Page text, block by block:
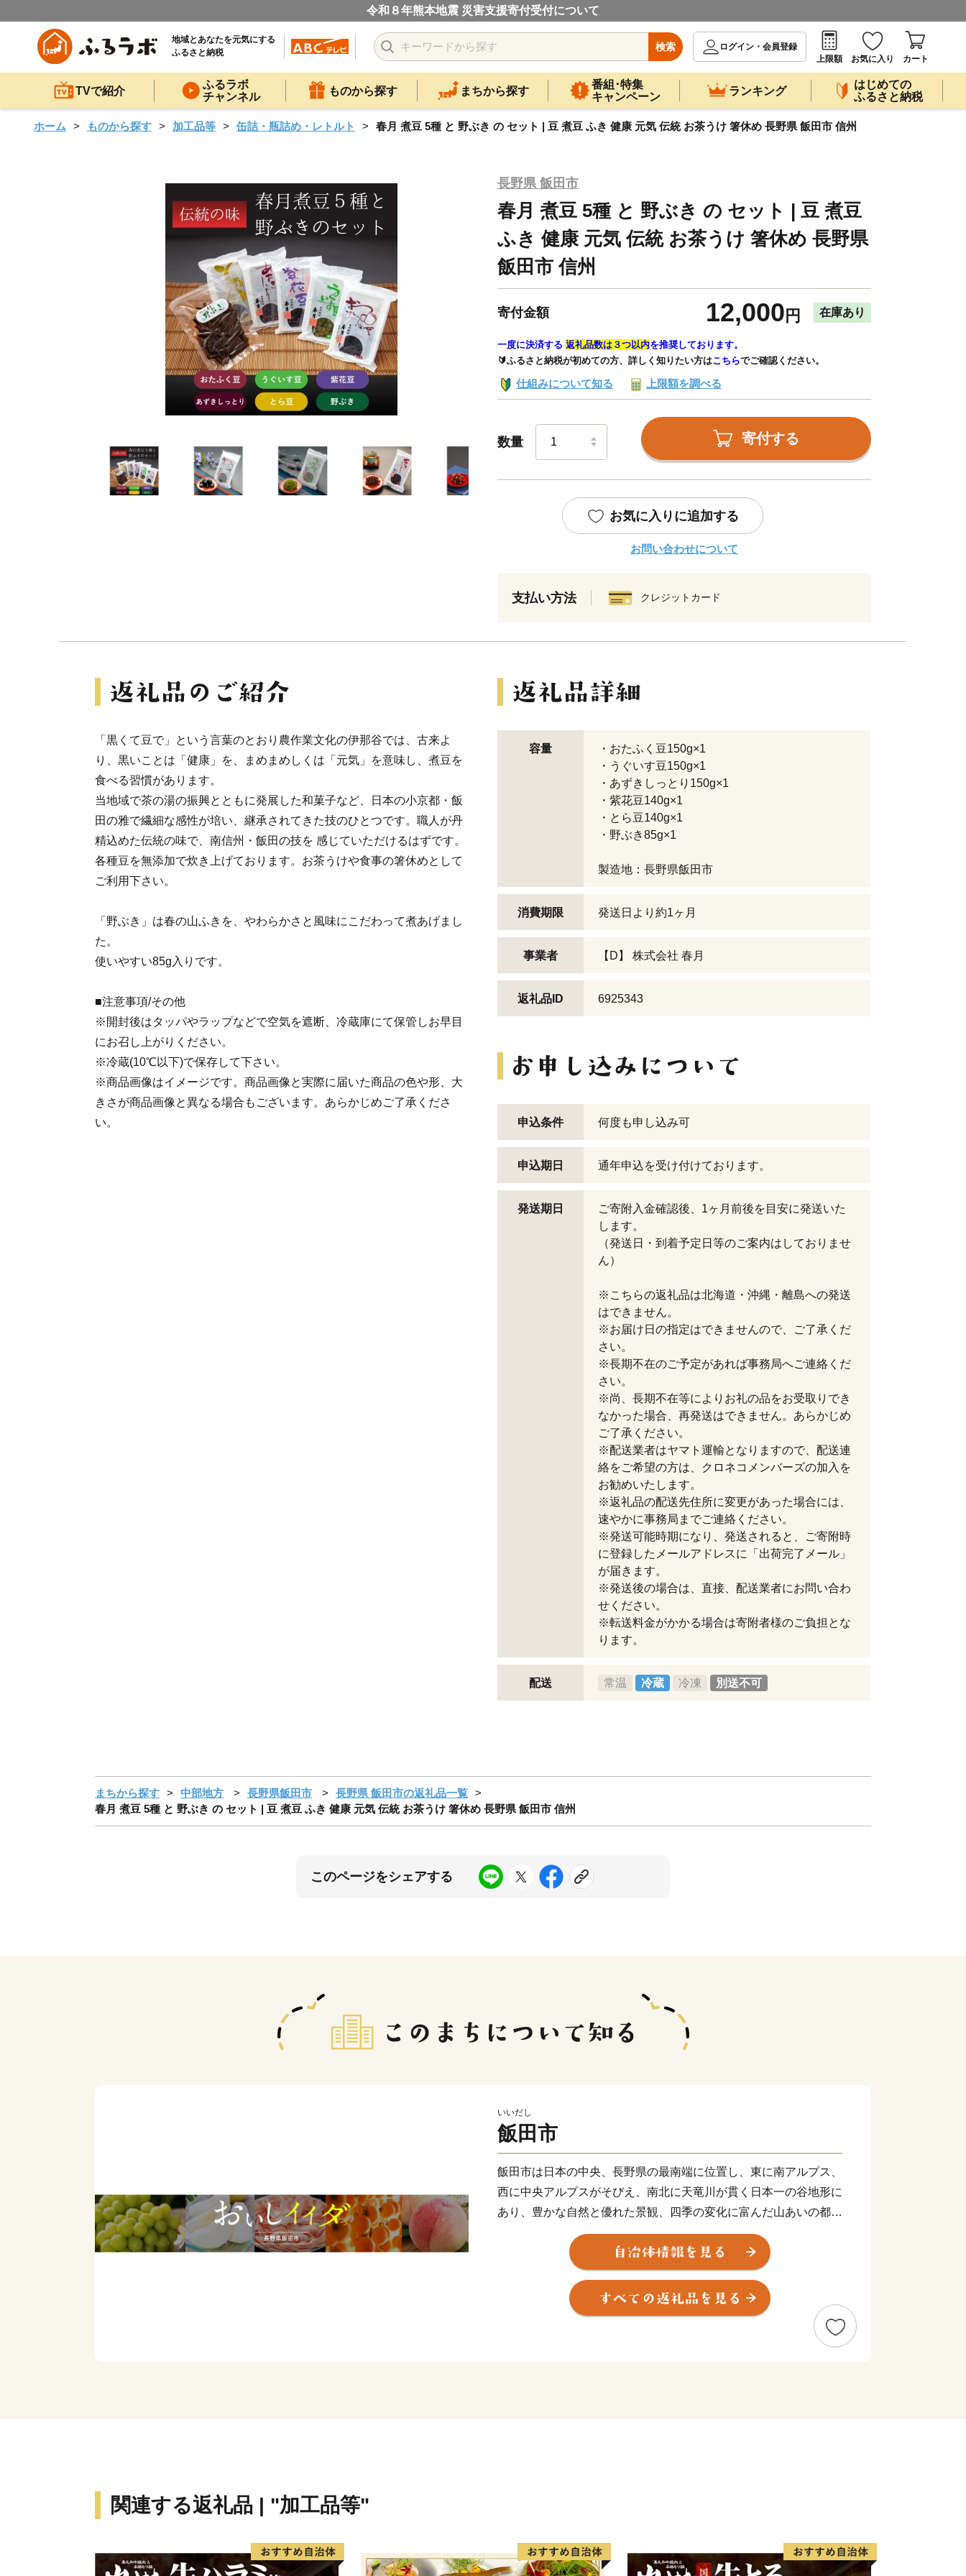
令和８年熊本地震 災害支援寄付受付について
地域とあなたを元気にする
ふるさと納税
検索
ログイン・会員登録
上限額
お気に入り カート
TVで紹介
ふるラボ
チャンネル
ものから探す まちから探す
番組･特集
キャンペーン
ランキング
はじめての
ふるさと納税
ホーム ものから探す 加工品等 缶詰・瓶詰め・レトルト 春月 煮豆 5種 と 野ぶき の セット | 豆 煮豆 ふき 健康 元気 伝統 お茶うけ 箸休め 長野県 飯田市 信州
長野県 飯田市
春月 煮豆 5種 と 野ぶき の セット | 豆 煮豆
ふき 健康 元気 伝統 お茶うけ 箸休め 長野県
飯田市 信州
寄付金額 12,000 円 在庫あり
一度に決済する 返礼品数は３つ以内を推奨しております。
🔰ふるさと納税が初めての方、詳しく知りたい方はこちらでご確認ください。
仕組みについて知る 上限額を調べる
数量 寄付する
お気に入りに追加する
お問い合わせについて
支払い方法 クレジットカード
「黒くて豆で」という言葉のとおり農作業文化の伊那谷では、古来よ
り、黒いことは「健康」を、まめまめしくは「元気」を意味し、煮豆を
食べる習慣があります。
当地域で茶の湯の振興とともに発展した和菓子など、日本の小京都・飯
田の雅で繊細な感性が培い、継承されてきた技のひとつです。職人が丹
精込めた伝統の味で、南信州・飯田の技を 感じていただけるはずです。
各種豆を無添加で炊き上げております。お茶うけや食事の箸休めとして
ご利用下さい。
「野ぶき」は春の山ふきを、やわらかさと風味にこだわって煮あげまし
た。
使いやすい85g入りです。
■注意事項/その他
※開封後はタッパやラップなどで空気を遮断、冷蔵庫にて保管しお早目
にお召し上がりください。
※冷蔵(10℃以下)で保存して下さい。
※商品画像はイメージです。商品画像と実際に届いた商品の色や形、大
きさが商品画像と異なる場合もございます。あらかじめご了承くださ
い。
容量
・おたふく豆150g×1
・うぐいす豆150g×1
・あずきしっとり150g×1
・紫花豆140g×1
・とら豆140g×1
・野ぶき85g×1
製造地：長野県飯田市
消費期限 発送日より約1ヶ月
事業者 【D】 株式会社 春月
返礼品ID 6925343
申込条件 何度も申し込み可
申込期日 通年申込を受け付けております。
発送期日
ご寄附入金確認後、1ヶ月前後を目安に発送いた
します。
（発送日・到着予定日等のご案内はしておりませ
ん）
※こちらの返礼品は北海道・沖縄・離島への発送
はできません。
※お届け日の指定はできませんので、ご了承くだ
さい。
※長期不在のご予定があれば事務局へご連絡くだ
さい。
※尚、長期不在等によりお礼の品をお受取りでき
なかった場合、再発送はできません。あらかじめ
ご了承ください。
※配送業者はヤマト運輸となりますので、配送連
絡をご希望の方は、クロネコメンバーズの加入を
お勧めいたします。
※返礼品の配送先住所に変更があった場合には、
速やかに事務局までご連絡ください。
※発送可能時期になり、発送されると、ご寄附時
に登録したメールアドレスに「出荷完了メール」
が届きます。
※発送後の場合は、直接、配送業者にお問い合わ
せください。
※転送料金がかかる場合は寄附者様のご負担とな
ります。
配送 常温 冷蔵 冷凍 別送不可
まちから探す 中部地方 長野県飯田市
長野県 飯田市の返礼品一覧
春月 煮豆 5種 と 野ぶき の セット | 豆 煮豆 ふき 健康 元気 伝統 お茶うけ 箸休め 長野県 飯田市 信州
このページをシェアする
いいだし
飯田市
飯田市は日本の中央、長野県の最南端に位置し、東に南アルプス、
西に中央アルプスがそびえ、南北に天竜川が貫く日本一の谷地形に
あり、豊かな自然と優れた景観、四季の変化に富んだ山あいの都市
古くから東西、南北の街道が交差し、文化が伝わり交わる要衝とし
て繁栄し、経済的にも文化的にも独自の発展を遂げ、神楽や人形浄
瑠璃などの民俗文化が今なお暮らしの中に息づいています。
来ビジョンに掲げる目指すまちの姿の実現に向け、リニア時代を見
関連する返礼品 | "加工品等"